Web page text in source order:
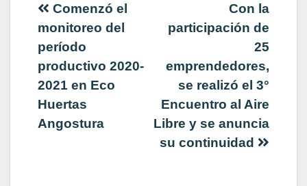
Navegación
de
entradas
Con la
participación de
25
emprendedores,
se realizó el 3°
Encuentro al Aire
Libre y se anuncia
su continuidad
Comenzó el
monitoreo del
período
productivo 2020-
2021 en Eco
Huertas
Angostura